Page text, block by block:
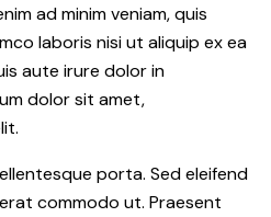
ad minim veniam, quis
laboris nisi ut aliquip ex ea
aute irure dolor in
dolor sit amet,
porta. Sed eleifend
commodo ut. Praesent